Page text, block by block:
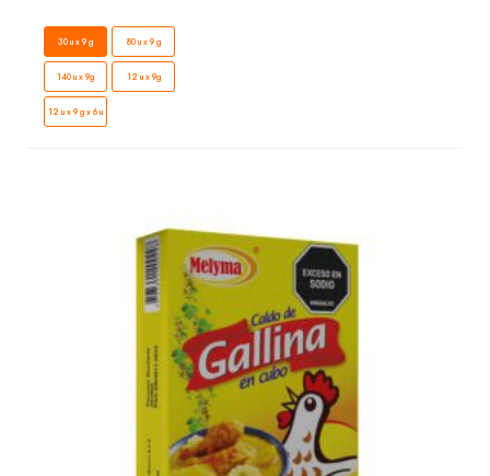
30 u x 9 g 80 u x 9 g
140 u x 9g 12 u x 9g
12 u x 9 g x 6 u